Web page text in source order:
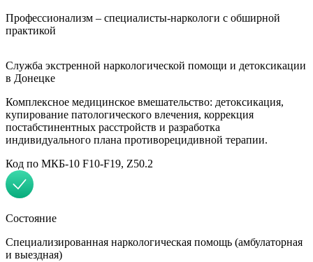
Профессионализм – специалисты-наркологи с обширной
практикой
Служба экстренной наркологической помощи и детоксикации
в Донецке
Комплексное медицинское вмешательство: детоксикация,
купирование патологического влечения, коррекция
постабстинентных расстройств и разработка
индивидуального плана противорецидивной терапии.
Код по МКБ-10 F10-F19, Z50.2
Состояние
Специализированная наркологическая помощь (амбулаторная
и выездная)